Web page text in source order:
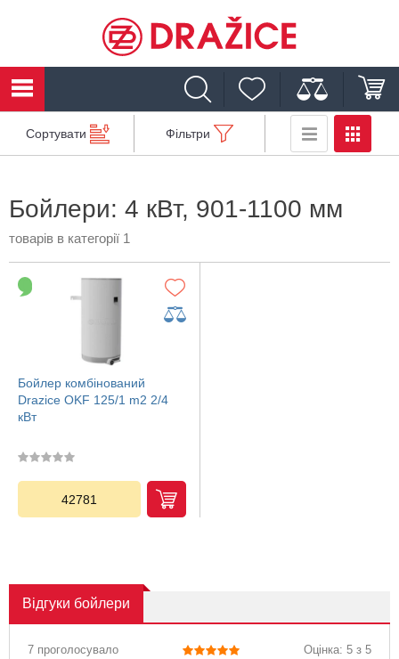
Сортувати Фільтри
Бойлери: 4 кВт, 901-1100 мм
товарів в категорії 1
Бойлер комбінований
Drazice OKF 125/1 m2 2/4
кВт
42781
Відгуки бойлери
7 проголосувало Оцінка: 5 з 5